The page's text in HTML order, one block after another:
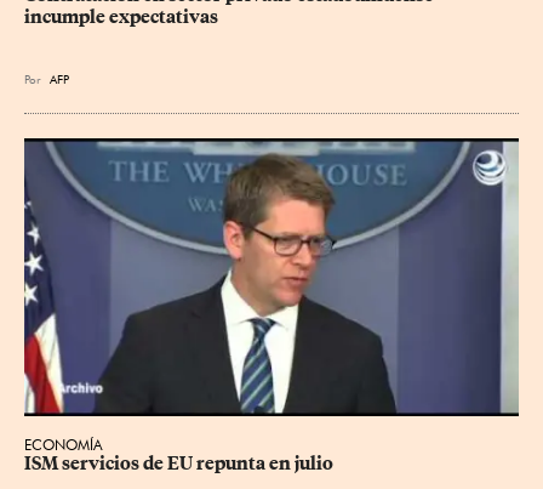
incumple expectativas
Por AFP
ECONOMÍA
ISM servicios de EU repunta en julio